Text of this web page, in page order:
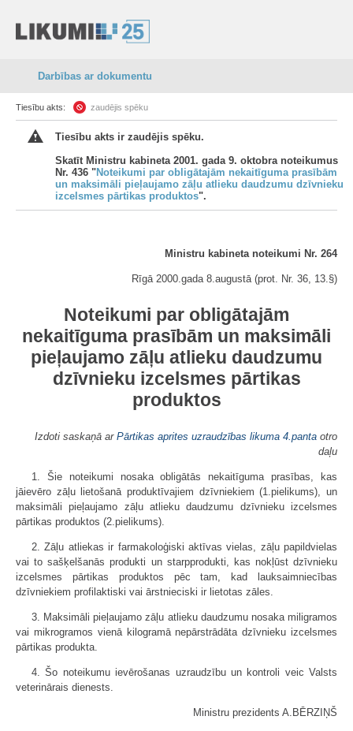
Darbības ar dokumentu
Tiesību akts: zaudējis spēku
Tiesību akts ir zaudējis spēku.
Skatīt Ministru kabineta 2001. gada 9. oktobra noteikumus
Nr. 436 "Noteikumi par obligātajām nekaitīguma prasībām
un maksimāli pieļaujamo zāļu atlieku daudzumu dzīvnieku
izcelsmes pārtikas produktos".
Ministru kabineta noteikumi Nr. 264
Rīgā 2000.gada 8.augustā (prot. Nr. 36, 13.§)
Noteikumi par obligātajām
nekaitīguma prasībām un maksimāli
pieļaujamo zāļu atlieku daudzumu
dzīvnieku izcelsmes pārtikas
produktos
Izdoti saskaņā ar Pārtikas aprites uzraudzības likuma 4.panta otro
daļu
1. Šie noteikumi nosaka obligātās nekaitīguma prasības, kas
jāievēro zāļu lietošanā produktīvajiem dzīvniekiem (1.pielikums), un
maksimāli pieļaujamo zāļu atlieku daudzumu dzīvnieku izcelsmes
pārtikas produktos (2.pielikums).
2. Zāļu atliekas ir farmakoloģiski aktīvas vielas, zāļu papildvielas
vai to sašķelšanās produkti un starpprodukti, kas nokļūst dzīvnieku
izcelsmes pārtikas produktos pēc tam, kad lauksaimniecības
dzīvniekiem profilaktiski vai ārstnieciski ir lietotas zāles.
3. Maksimāli pieļaujamo zāļu atlieku daudzumu nosaka miligramos
vai mikrogramos vienā kilogramā nepārstrādāta dzīvnieku izcelsmes
pārtikas produkta.
4. Šo noteikumu ievērošanas uzraudzību un kontroli veic Valsts
veterinārais dienests.
Ministru prezidents A.BĒRZIŅŠ